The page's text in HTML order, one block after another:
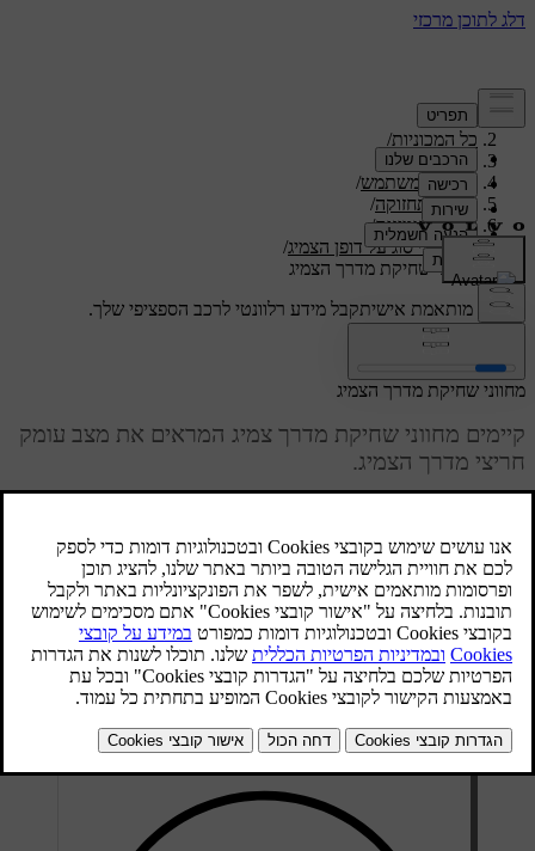
תמיכה/
כל המכוניות/
ES90 2026
/
מדריך למשתמש/
טיפול ותחזוקה/
גלגלים וצמיגים/
כיתובי סוג על דופן הצמיג/
מחווני שחיקת מדרך הצמיג
תמיכה מותאמת אישיתקבל מידע רלוונטי לרכב הספציפי שלך.
מחווני שחיקת מדרך הצמיג
קיימים מחווני שחיקת מדרך צמיג המראים את מצב עומק
חריצי מדרך הצמיג.
החריצים הצרים העוברים לאורך תבנית מדרך הצמיג הם מחווני שחיקת
מדרך הצמיג. בצד הצמיג מופיעות האותיות TWI‫‏‬
[1]